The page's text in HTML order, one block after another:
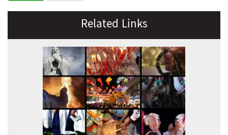
Related Links